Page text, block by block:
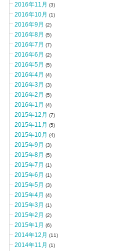
2016年11月 (3)
2016年10月 (1)
2016年9月 (2)
2016年8月 (5)
2016年7月 (7)
2016年6月 (2)
2016年5月 (5)
2016年4月 (4)
2016年3月 (3)
2016年2月 (5)
2016年1月 (4)
2015年12月 (7)
2015年11月 (5)
2015年10月 (4)
2015年9月 (3)
2015年8月 (5)
2015年7月 (1)
2015年6月 (1)
2015年5月 (3)
2015年4月 (4)
2015年3月 (1)
2015年2月 (2)
2015年1月 (6)
2014年12月 (11)
2014年11月 (1)